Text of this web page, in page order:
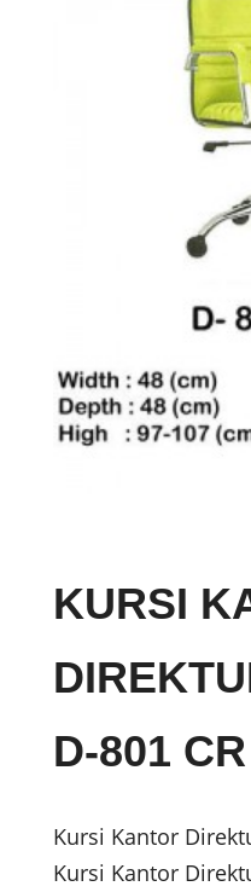
KURSI
D-801 CR
Kursi Kantor
Kursi Kantor